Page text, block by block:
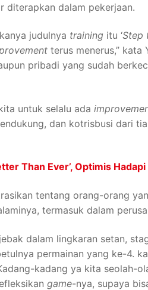
diterapkan dalam pekerjaan.
judulnya training itu ‘Step
terus menerus,” kata
pribadi yang sudah
untuk selalu ada
dan kotrisbusi dari
Than Ever’, Optimis
tentang orang-orang
termasuk dalam
dalam lingkaran setan,
permainan yang ke-4.
kadang ya kita seolah-
game-nya, supaya